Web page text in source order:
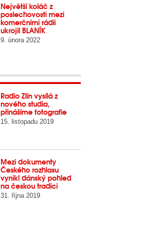
Největší koláč z
poslechovosti mezi
komerčními rádii
ukrojil BLANÍK
9. února 2022
Radio Zlín vysílá z
nového studia,
přinášíme fotografie
15. listopadu 2019
Mezi dokumenty
Českého rozhlasu
vynikl dánský pohled
na českou tradici
31. října 2019